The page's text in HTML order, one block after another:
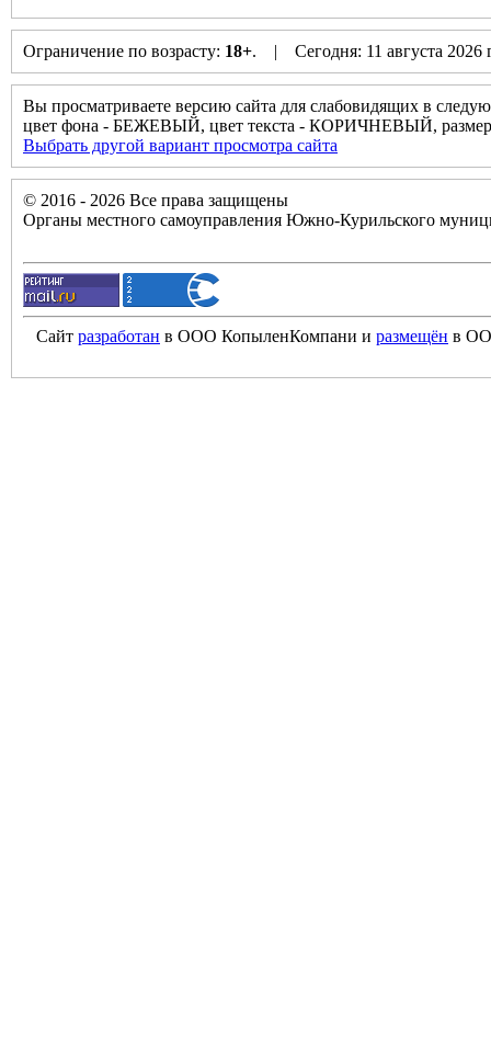
Ограничение по возрасту: 18+. | Сегодня: 11 августа
Вы просматриваете версию сайта для слабовидящих в
цвет фона - БЕЖЕВЫЙ, цвет текста - КОРИЧНЕВЫЙ,
Выбрать другой вариант просмотра сайта
© 2016 - 2026 Все права защищены
Органы местного самоуправления Южно-Курильского
Сайт разработан в ООО КопыленКомпани и размещён в